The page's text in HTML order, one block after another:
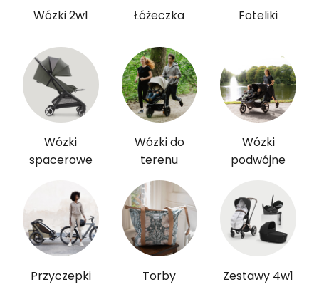
Wózki 2w1
Wózki
spacerowe
Łóżeczka
Wózki do
terenu
Foteliki
Wózki
podwójne
Przyczepki Torby Zestawy 4w1